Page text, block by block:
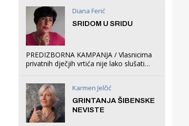
Diana Ferić
SRIDOM U SRIDU
PREDIZBORNA KAMPANJA / Vlasnicima
privatnih dječjih vrtića nije lako slušati
što oni rade u Šibeniku ne postoji
Karmen Jelčić
GRINTANJA ŠIBENSKE
NEVISTE